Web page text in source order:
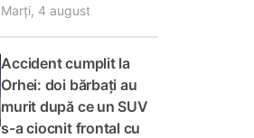
Marți, 4 august
Accident cumplit la
Orhei: doi bărbați au
murit după ce un SUV
s-a ciocnit frontal cu